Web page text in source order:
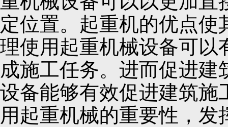
定位置。起重机的优点
理使用起重机械设备可以
成施工任务。进而促进
设备能够有效促进建筑施
用起重机械的重要性，